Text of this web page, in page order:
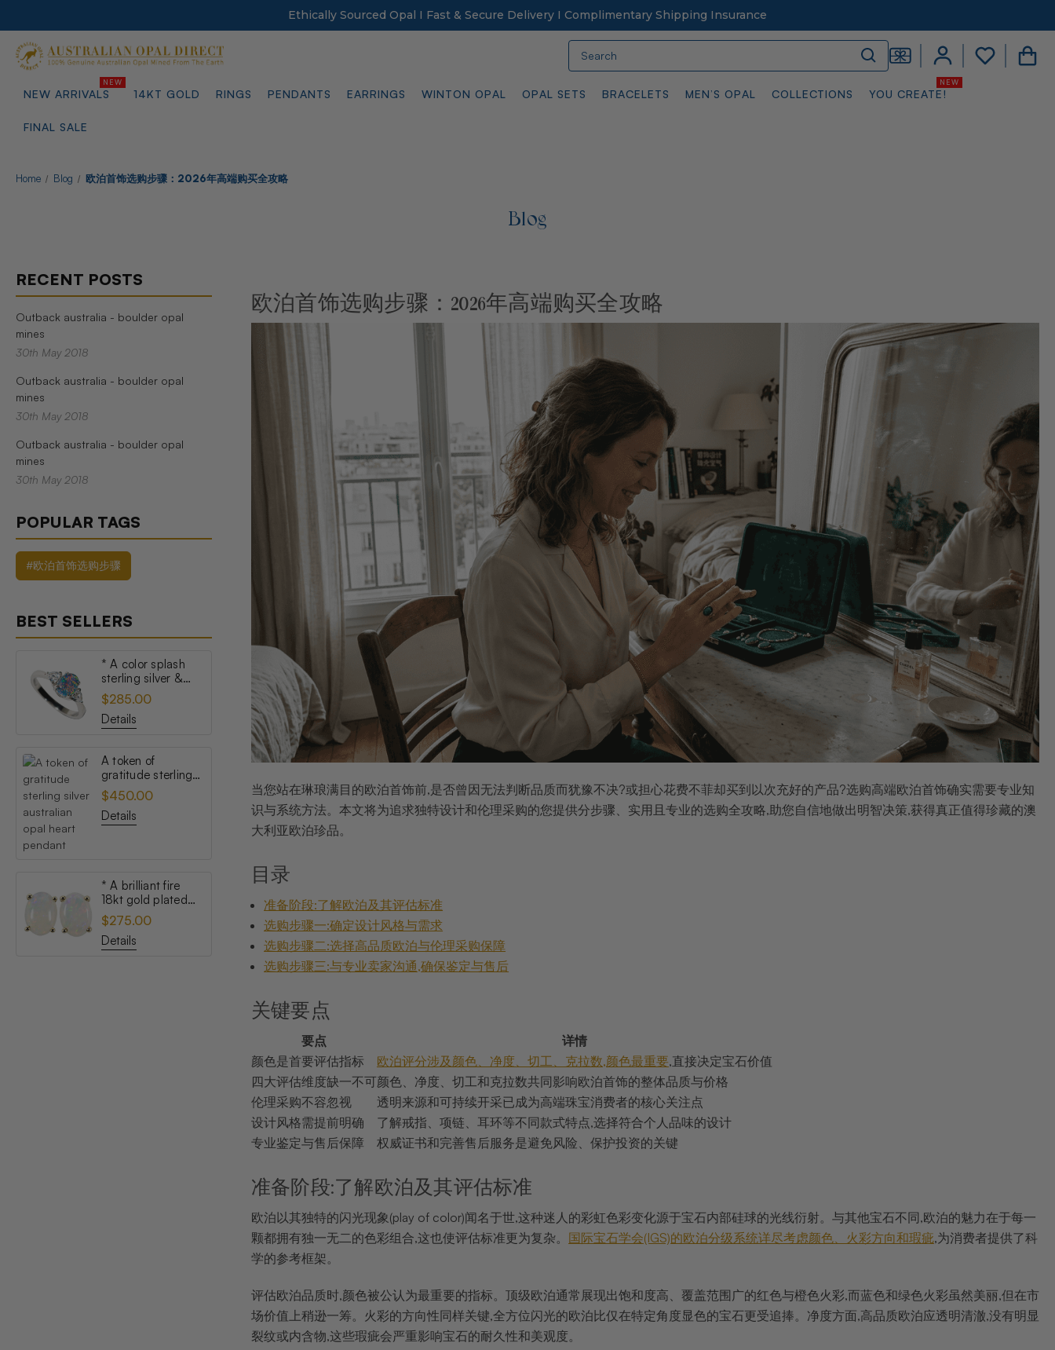
Ethically Sourced Opal I Fast & Secure Delivery I Complimentary Shipping Insurance
NEW ARRIVALS 14KT GOLD RINGS PENDANTS EARRINGS WINTON OPAL OPAL SETS BRACELETS MEN’S OPAL COLLECTIONS YOU CREATE!
FINAL SALE
Home Blog 欧泊首饰选购步骤：2026年高端购买全攻略
Blog
RECENT POSTS
Outback australia - boulder opal
mines
30th May 2018
Outback australia - boulder opal
mines
30th May 2018
Outback australia - boulder opal
mines
30th May 2018
POPULAR TAGS
#欧泊首饰选购步骤
BEST SELLERS
* A color splash
sterling silver &
topaz australian
opal ring
$285.00
Details
A token of
gratitude sterling
silver australian
opal heart pendant
$450.00
Details
* A brilliant fire
18kt gold plated
australian white
opal stud earrings
$275.00
Details
欧泊首饰选购步骤：2026年高端购买全攻略
当您站在琳琅满目的欧泊首饰前,是否曾因无法判断品质而犹豫不决?或担心花费不菲却买到以次充好的产品?选购高端欧泊首饰确实需要专业知
识与系统方法。本文将为追求独特设计和伦理采购的您提供分步骤、实用且专业的选购全攻略,助您自信地做出明智决策,获得真正值得珍藏的澳
大利亚欧泊珍品。
目录
准备阶段:了解欧泊及其评估标准
选购步骤一:确定设计风格与需求
选购步骤二:选择高品质欧泊与伦理采购保障
选购步骤三:与专业卖家沟通,确保鉴定与售后
关键要点
要点
详情
颜色是首要评估指标
欧泊评分涉及颜色、净度、切工、克拉数,颜色最重要,直接决定宝石价值
四大评估维度缺一不可颜色、净度、切工和克拉数共同影响欧泊首饰的整体品质与价格
伦理采购不容忽视
透明来源和可持续开采已成为高端珠宝消费者的核心关注点
设计风格需提前明确
了解戒指、项链、耳环等不同款式特点,选择符合个人品味的设计
专业鉴定与售后保障
权威证书和完善售后服务是避免风险、保护投资的关键
准备阶段:了解欧泊及其评估标准
欧泊以其独特的闪光现象(play of color)闻名于世,这种迷人的彩虹色彩变化源于宝石内部硅球的光线衍射。与其他宝石不同,欧泊的魅力在于每一
颗都拥有独一无二的色彩组合,这也使评估标准更为复杂。 国际宝石学会(IGS)的欧泊分级系统详尽考虑颜色、火彩方向和瑕疵,为消费者提供了科
学的参考框架。
评估欧泊品质时,颜色被公认为最重要的指标。顶级欧泊通常展现出饱和度高、覆盖范围广的红色与橙色火彩,而蓝色和绿色火彩虽然美丽,但在市
场价值上稍逊一筹。火彩的方向性同样关键,全方位闪光的欧泊比仅在特定角度显色的宝石更受追捧。净度方面,高品质欧泊应透明清澈,没有明显
裂纹或内含物,这些瑕疵会严重影响宝石的耐久性和美观度。